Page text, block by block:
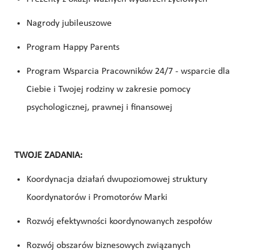
Nagrody jubileuszowe
Program Happy Parents
Program Wsparcia Pracowników 24/7 - wsparcie dla
Ciebie i Twojej rodziny w zakresie pomocy
psychologicznej, prawnej i finansowej
TWOJE ZADANIA:
Koordynacja działań dwupoziomowej struktury
Koordynatorów i Promotorów Marki
Rozwój efektywności koordynowanych zespołów
Rozwój obszarów biznesowych związanych